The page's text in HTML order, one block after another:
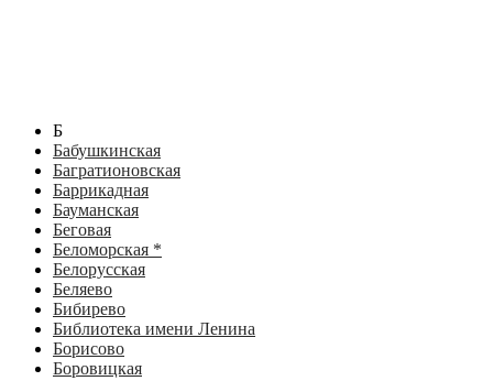
Б
Бабушкинская
Багратионовская
Баррикадная
Бауманская
Беговая
Беломорская *
Белорусская
Беляево
Бибирево
Библиотека имени Ленина
Борисово
Боровицкая